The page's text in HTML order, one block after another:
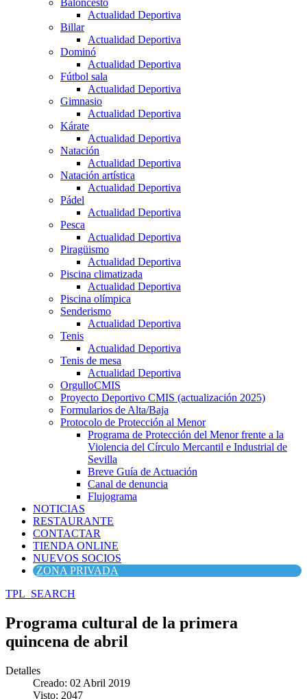
Baloncesto
Actualidad Deportiva
Billar
Actualidad Deportiva
Dominó
Actualidad Deportiva
Fútbol sala
Actualidad Deportiva
Gimnasio
Actualidad Deportiva
Kárate
Actualidad Deportiva
Natación
Actualidad Deportiva
Natación artística
Actualidad Deportiva
Pádel
Actualidad Deportiva
Pesca
Actualidad Deportiva
Piragüismo
Actualidad Deportiva
Piscina climatizada
Actualidad Deportiva
Piscina olímpica
Senderismo
Actualidad Deportiva
Tenis
Actualidad Deportiva
Tenis de mesa
Actualidad Deportiva
OrgulloCMIS
Proyecto Deportivo CMIS (actualización 2025)
Formularios de Alta/Baja
Protocolo de Protección al Menor
Programa de Protección del Menor frente a la
Violencia del Círculo Mercantil e Industrial de
Sevilla
Breve Guía de Actuación
Canal de denuncia
Flujograma
NOTICIAS
RESTAURANTE
CONTACTAR
TIENDA ONLINE
NUEVOS SOCIOS
ZONA PRIVADA
TPL_SEARCH
Programa cultural de la primera
quincena de abril
Detalles
Creado: 02 Abril 2019
Visto: 2047